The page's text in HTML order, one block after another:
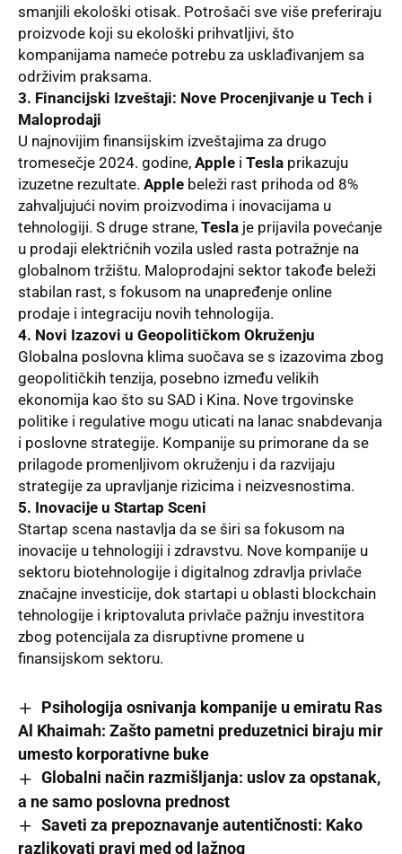
smanjili ekološki otisak. Potrošači sve više preferiraju
proizvode koji su ekološki prihvatljivi, što
kompanijama nameće potrebu za usklađivanjem sa
održivim praksama.
3. Financijski Izveštaji: Nove Procenjivanje u Tech i
Maloprodaji
U najnovijim finansijskim izveštajima za drugo
tromesečje 2024. godine, Apple i Tesla prikazuju
izuzetne rezultate. Apple beleži rast prihoda od 8%
zahvaljujući novim proizvodima i inovacijama u
tehnologiji. S druge strane, Tesla je prijavila povećanje
u prodaji električnih vozila usled rasta potražnje na
globalnom tržištu. Maloprodajni sektor takođe beleži
stabilan rast, s fokusom na unapređenje online
prodaje i integraciju novih tehnologija.
4. Novi Izazovi u Geopolitičkom Okruženju
Globalna poslovna klima suočava se s izazovima zbog
geopolitičkih tenzija, posebno između velikih
ekonomija kao što su SAD i Kina. Nove trgovinske
politike i regulative mogu uticati na lanac snabdevanja
i poslovne strategije. Kompanije su primorane da se
prilagode promenljivom okruženju i da razvijaju
strategije za upravljanje rizicima i neizvesnostima.
5. Inovacije u Startap Sceni
Startap scena nastavlja da se širi sa fokusom na
inovacije u tehnologiji i zdravstvu. Nove kompanije u
sektoru biotehnologije i digitalnog zdravlja privlače
značajne investicije, dok startapi u oblasti blockchain
tehnologije i kriptovaluta privlače pažnju investitora
zbog potencijala za disruptivne promene u
finansijskom sektoru.
Psihologija osnivanja kompanije u emiratu Ras
Al Khaimah: Zašto pametni preduzetnici biraju mir
umesto korporativne buke
Globalni način razmišljanja: uslov za opstanak,
a ne samo poslovna prednost
Saveti za prepoznavanje autentičnosti: Kako
razlikovati pravi med od lažnog